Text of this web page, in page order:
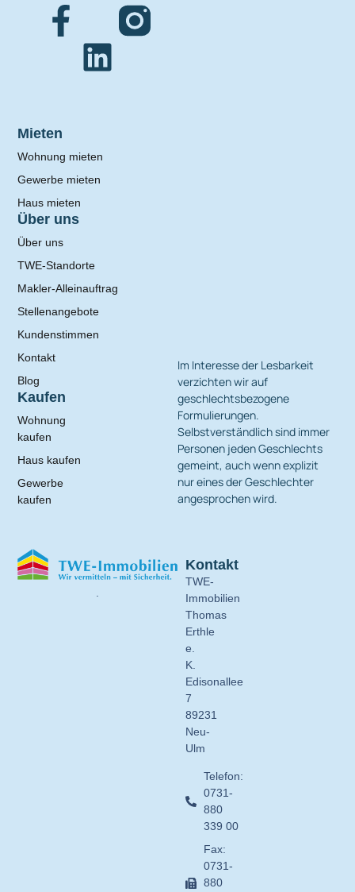
Im Interesse der Lesbarkeit
verzichten wir auf
geschlechtsbezogene
Formulierungen.
Selbstverständlich sind immer
Personen jeden Geschlechts
gemeint, auch wenn explizit
nur eines der Geschlechter
angesprochen wird.
Kontakt
TWE-
Immobilien
Thomas
Erthle
e.
K.
Edisonallee
7
89231
Neu-
Ulm
Telefon:
0731-
880
339 00
Fax:
0731-
880
Mieten
Wohnung mieten
Gewerbe mieten
Haus mieten
Über uns
Über uns
TWE-Standorte
Makler-Alleinauftrag
Stellenangebote
Kundenstimmen
Kontakt
Blog
Kaufen
Wohnung
kaufen
Haus kaufen
Gewerbe
kaufen